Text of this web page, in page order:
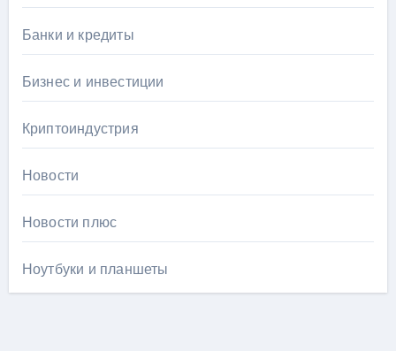
Банки и кредиты
Бизнес и инвестиции
Криптоиндустрия
Новости
Новости плюс
Ноутбуки и планшеты